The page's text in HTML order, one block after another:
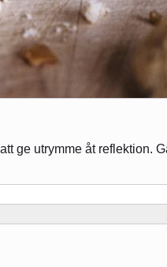
ge utrymme åt reflektion.